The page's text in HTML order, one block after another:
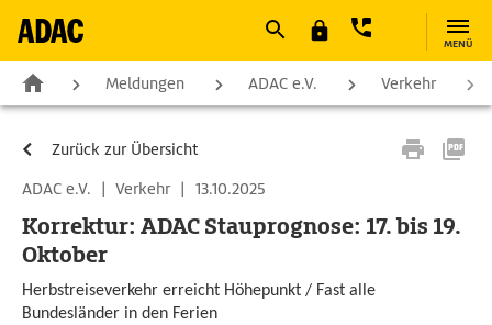
MENÜ
Meldungen ADAC e.V. Verkehr
Zurück zur Übersicht
ADAC e.V.
| Verkehr | 13.10.2025
Korrektur: ADAC Stauprognose: 17. bis 19.
Oktober
Herbstreiseverkehr erreicht Höhepunkt / Fast alle
Bundesländer in den Ferien